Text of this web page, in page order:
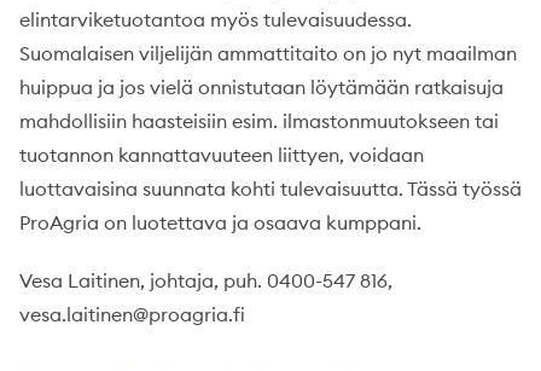
elintarviketuotantoa myös tulevaisuudessa.
Suomalaisen viljelijän ammattitaito on jo nyt maailman
huippua ja jos vielä onnistutaan löytämään ratkaisuja
mahdollisiin haasteisiin esim. ilmastonmuutokseen tai
tuotannon kannattavuuteen liittyen, voidaan
luottavaisina suunnata kohti tulevaisuutta. Tässä työssä
ProAgria on luotettava ja osaava kumppani.
Vesa Laitinen, johtaja, puh. 0400-547 816,
vesa.laitinen@proagria.fi